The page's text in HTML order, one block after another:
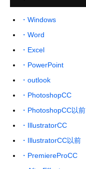
・Windows
・Word
・Excel
・PowerPoint
・outlook
・PhotoshopCC
・PhotoshopCC以前
・IllustratorCC
・IllustratorCC以前
・PremiereProCC